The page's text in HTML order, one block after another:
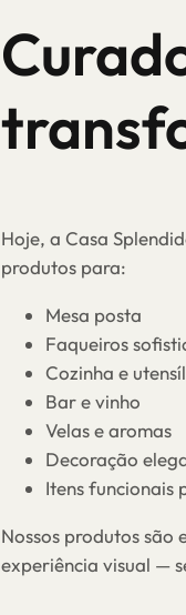
Hoje, a Casa
produtos para:
Mesa posta
Faqueiros
Cozinha e
Bar e vinho
Velas e aromas
Decoração
Itens funcionais
Nossos produtos são
experiência visual —